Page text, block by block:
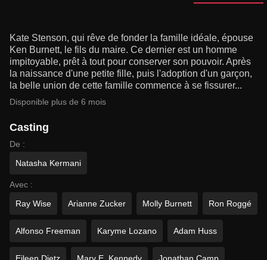
Kate Stenson, qui rêve de fonder la famille idéale, épouse
Ken Burnett, le fils du maire. Ce dernier est un homme
impitoyable, prêt à tout pour conserver son pouvoir. Après
la naissance d'une petite fille, puis l'adoption d'un garçon,
la belle union de cette famille commence à se fissurer...
Disponible plus de 6 mois
Casting
De :
Natasha Kermani
Avec :
Ray Wise
Arianne Zucker Molly Burnett Ron Roggé
Alfonso Freeman Karyme Lozano Adam Huss